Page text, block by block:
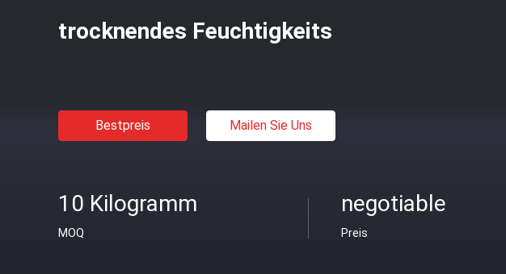
trocknendes Feuchtigkeits
Bestpreis Mailen Sie Uns
10 Kilogramm
MOQ
negotiable
Preis